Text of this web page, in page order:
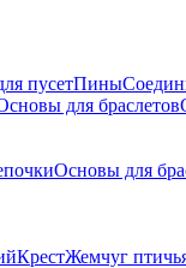
пусетПины
для браслетов
Основы для
КрестЖемчуг